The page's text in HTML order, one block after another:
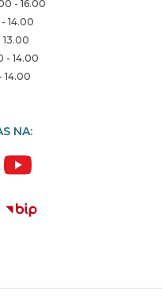
- 16.00
14.00
- 14.00
14.00
NA: